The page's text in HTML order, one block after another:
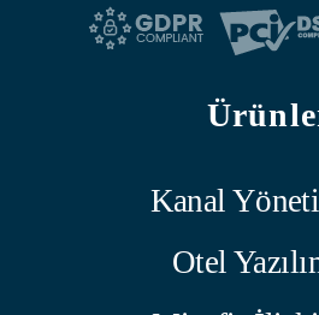
Kanal
Otel